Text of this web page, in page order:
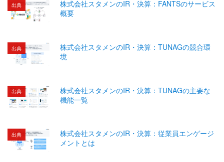
出典
株式会社スタメンのIR・決算：FANTSのサービス
概要
出典
株式会社スタメンのIR・決算：TUNAGの競合環
境
出典
株式会社スタメンのIR・決算：TUNAGの主要な
機能一覧
出典
株式会社スタメンのIR・決算：従業員エンゲージ
メントとは